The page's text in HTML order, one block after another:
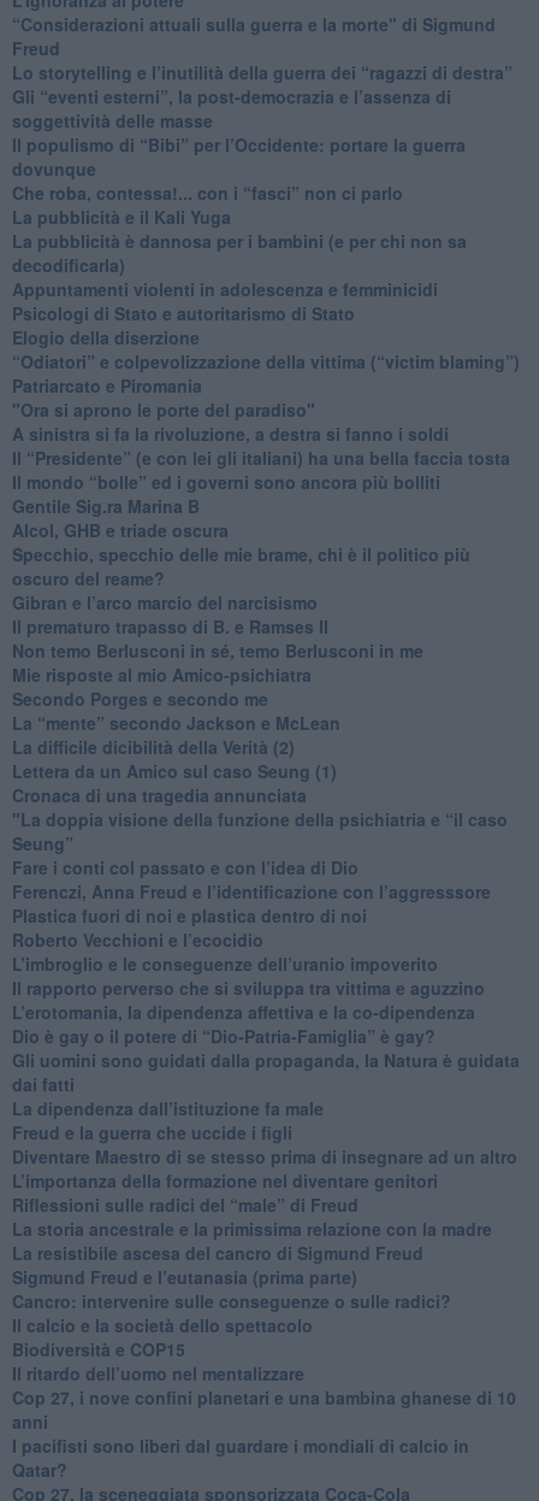
​“Considerazioni attuali sulla guerra e la morte" di Sigmund
Freud
​Lo storytelling e l’inutilità della guerra dei “ragazzi di destra”
​Gli “eventi esterni”, la post-democrazia e l’assenza di
soggettività delle masse
​Il populismo di “Bibi” per l’Occidente: portare la guerra
dovunque
​Che roba, contessa!... con i “fasci” non ci parlo
La pubblicità e il Kali Yuga
​La pubblicità è dannosa per i bambini (e per chi non sa
decodificarla)
​Appuntamenti violenti in adolescenza e femminicidi
​Psicologi di Stato e autoritarismo di Stato
Elogio della diserzione
“Odiatori” e colpevolizzazione della vittima (“victim blaming”)
​Patriarcato e Piromania
"Ora si aprono le porte del paradiso"
​A sinistra si fa la rivoluzione, a destra si fanno i soldi
​Il “Presidente” (e con lei gli italiani) ha una bella faccia tosta
​Il mondo “bolle” ed i governi sono ancora più bolliti
​Gentile Sig.ra Marina B
​Alcol, GHB e triade oscura
​Specchio, specchio delle mie brame, chi è il politico più
oscuro del reame?
​Gibran e l’arco marcio del narcisismo
​Il prematuro trapasso di B. e Ramses II
​Non temo Berlusconi in sé, temo Berlusconi in me
​Mie risposte al mio Amico-psichiatra
​Secondo Porges e secondo me
​La “mente” secondo Jackson e McLean
La difficile dicibilità della Verità (2)
​Lettera da un Amico sul caso Seung (1)
​Cronaca di una tragedia annunciata
"​La doppia visione della funzione della psichiatria e “il caso
Seung”
​Fare i conti col passato e con l’idea di Dio
​Ferenczi, Anna Freud e l’identificazione con l’aggresssore
Plastica fuori di noi e plastica dentro di noi
​Roberto Vecchioni e l’ecocidio
​L’imbroglio e le conseguenze dell’uranio impoverito
​Il rapporto perverso che si sviluppa tra vittima e aguzzino
L’erotomania, la dipendenza affettiva e la co-dipendenza
​Dio è gay o il potere di “Dio-Patria-Famiglia” è gay?
​Gli uomini sono guidati dalla propaganda, la Natura è guidata
dai fatti
La dipendenza dall’istituzione fa male
​Freud e la guerra che uccide i figli
​Diventare Maestro di se stesso prima di insegnare ad un altro
L’importanza della formazione nel diventare genitori
Riflessioni sulle radici del “male” di Freud
​La storia ancestrale e la primissima relazione con la madre
​La resistibile ascesa del cancro di Sigmund Freud
Sigmund Freud e l’eutanasia (prima parte)
Cancro: intervenire sulle conseguenze o sulle radici?
​Il calcio e la società dello spettacolo
Biodiversità e COP15
​Il ritardo dell’uomo nel mentalizzare
​Cop 27, i nove confini planetari e una bambina ghanese di 10
anni
​I pacifisti sono liberi dal guardare i mondiali di calcio in
Qatar?
​Cop 27, la sceneggiata sponsorizzata Coca-Cola